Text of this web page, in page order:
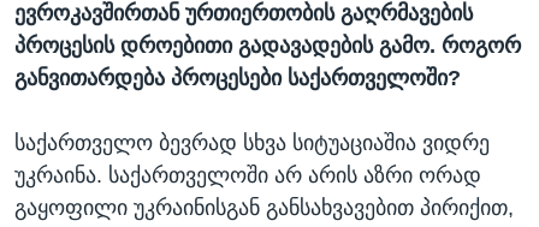
ევროკავშირთან ურთიერთობის გაღრმავების
პროცესის დროებითი გადავადების გამო. როგორ
განვითარდება პროცესები საქართველოში?
საქართველო ბევრად სხვა სიტუაციაშია ვიდრე
უკრაინა. საქართველოში არ არის აზრი ორად
გაყოფილი უკრაინისგან განსახვავებით პირიქით,